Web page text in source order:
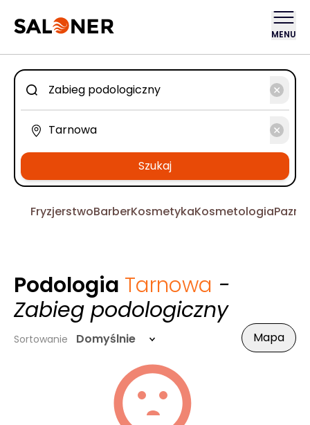
MENU
Szukaj
FryzjerstwoBarberKosmetykaKosmetologia
Podologia Tarnowa -
Zabieg podologiczny
Sortowanie Domyślnie Mapa